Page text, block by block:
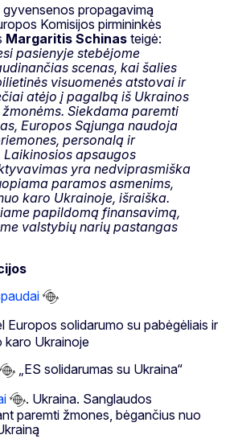
propagavimą
Komisijos pirmininkės
Margaritis Schinas teigė:
pasienyje stebėjome
scenas, kai šalies
visuomenės atstovai ir
atėjo į pagalbą iš Ukrainos
Siekdama paremti
Europos Sąjunga naudoja
personalą ir
apsaugos
yra nedviprasmiška
paramos asmenims,
karo Ukrainoje, išraiška.
papildomą finansavimą,
valstybių narių pastangas
Europos solidarumo su pabėgėliais ir
karo Ukrainoje
„ES solidarumas su Ukraina“
. Ukraina. Sanglaudos
paremti žmones, bėgančius nuo